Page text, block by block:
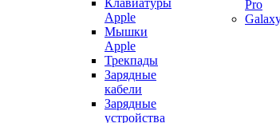
Клавиатуры
Apple
Мышки
Apple
Трекпады
Зарядные
кабели
Зарядные
устройства
Pro